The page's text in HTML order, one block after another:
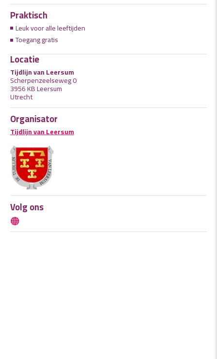
Praktisch
Leuk voor alle leeftijden
Toegang gratis
Locatie
Tijdlijn van Leersum
Scherpenzeelseweg 0
3956 KB Leersum
Utrecht
Organisator
Tijdlijn van Leersum
Volg ons